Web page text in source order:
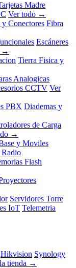
Madre
Ver todo →
y Conectores Fibra
Escáneres
→
Tierra Fisica y
Analogicas
CCTV Ver
PBX Diademas y
de Carga
→
y Moviles
Radio
Flash
Servidores Torre
IoT Telemetria
Hikvision Synology
tienda →